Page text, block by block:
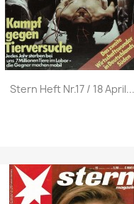
Vorschau
Stern Heft Nr.17 / 18 April...